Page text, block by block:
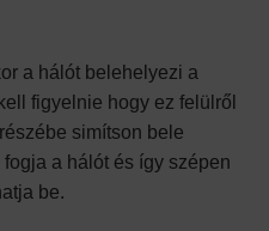
a hálót belehelyezi a
figyelnie hogy ez felülről
simítson bele
a hálót és így szépen
be.